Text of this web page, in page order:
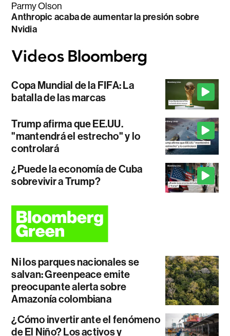
Parmy Olson
Anthropic acaba de aumentar la presión sobre
Nvidia
Copa Mundial de la FIFA: La
batalla de las marcas
Trump afirma que EE.UU.
"mantendrá el estrecho" y lo
controlará
¿Puede la economía de Cuba
sobrevivir a Trump?
Ni los parques nacionales se
salvan: Greenpeace emite
preocupante alerta sobre
Amazonía colombiana
¿Cómo invertir ante el fenómeno
de El Niño? Los activos y